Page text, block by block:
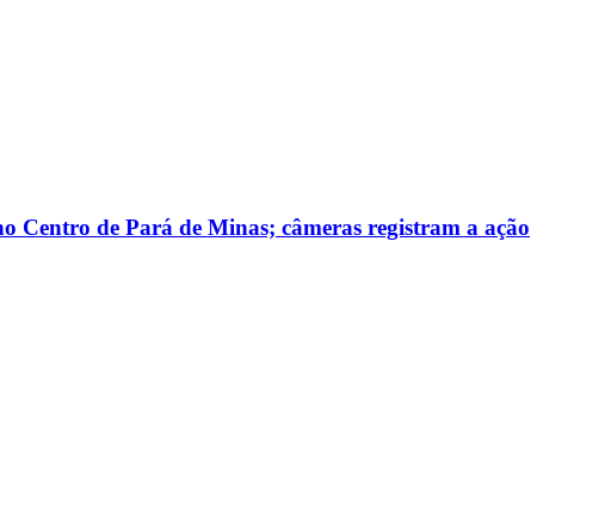
Centro de Pará de Minas; câmeras registram a ação